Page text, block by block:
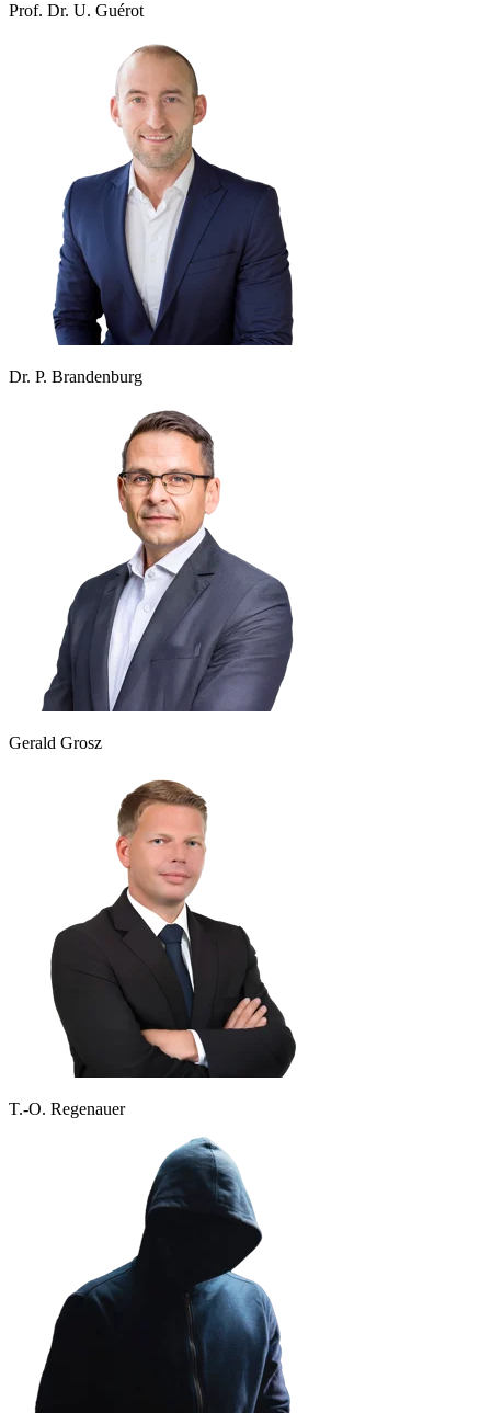
Prof. Dr. U. Guérot
Dr. P. Brandenburg
Gerald Grosz
T.-O. Regenauer